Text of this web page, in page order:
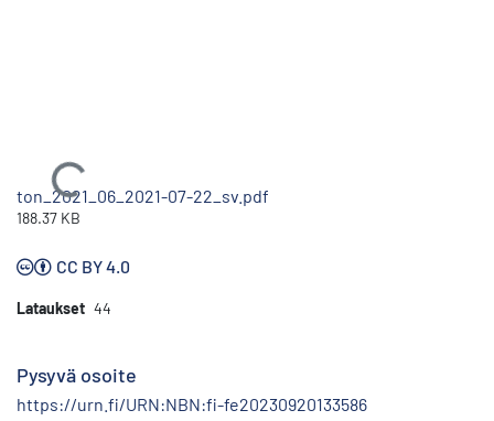
Ladataan...
ton_2021_06_2021-07-22_sv.pdf
188.37 KB
CC BY 4.0
Lataukset 44
Pysyvä osoite
https://urn.fi/URN:NBN:fi-fe20230920133586